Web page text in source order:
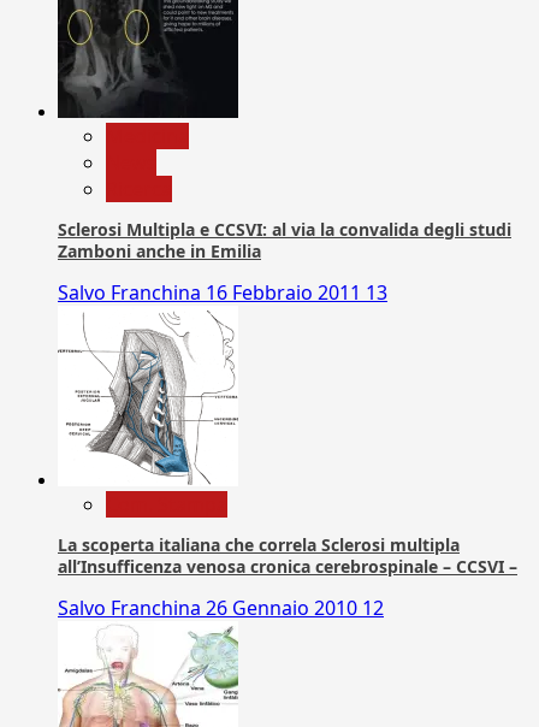
Sclerosi Multipla e CCSVI: al via la convalida degli studi
Zamboni anche in Emilia
Salvo Franchina 16 Febbraio 2011 13
La scoperta italiana che correla Sclerosi multipla
all’Insufficenza venosa cronica cerebrospinale – CCSVI –
Salvo Franchina 26 Gennaio 2010 12